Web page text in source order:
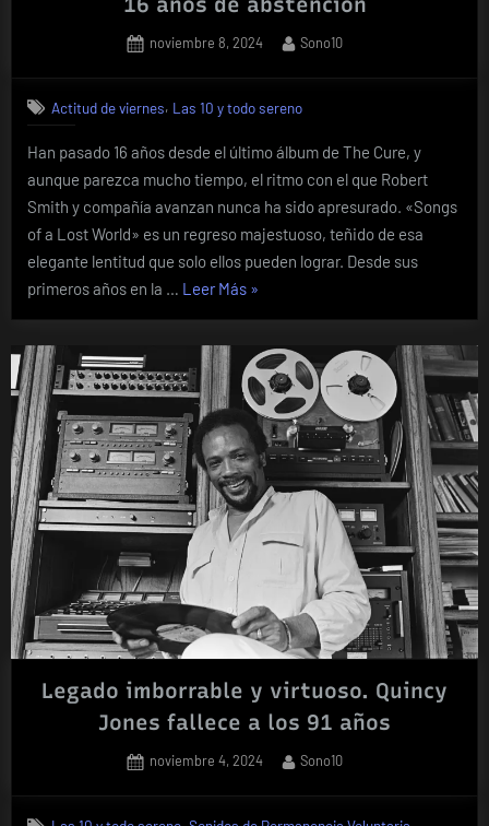
Posted
noviembre 8, 2024 By
Sono10
Actitud de viernes, Las 10 y todo sereno
Han pasado 16 años desde el último álbum de The Cure, y
aunque parezca mucho tiempo, el ritmo con el que Robert
Smith y compañía avanzan nunca ha sido apresurado. «Songs
of a Lost World» es un regreso majestuoso, teñido de esa
elegante lentitud que solo ellos pueden lograr. Desde sus
primeros años en la … Leer Más«Tenemos
de
The
Cure,
tras
16
años
de
abstención»
»
Legado imborrable y virtuoso. Quincy
Jones fallece a los 91 años
Posted
noviembre 4, 2024 By
Sono10